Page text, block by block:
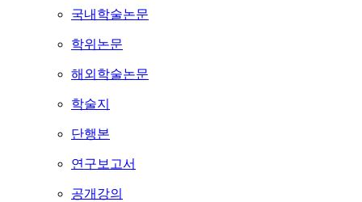
국내학술논문
학위논문
해외학술논문
학술지
단행본
연구보고서
공개강의